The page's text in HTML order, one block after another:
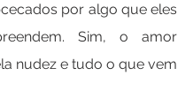
por algo que eles
Sim, o amor
nudez e tudo o que vem